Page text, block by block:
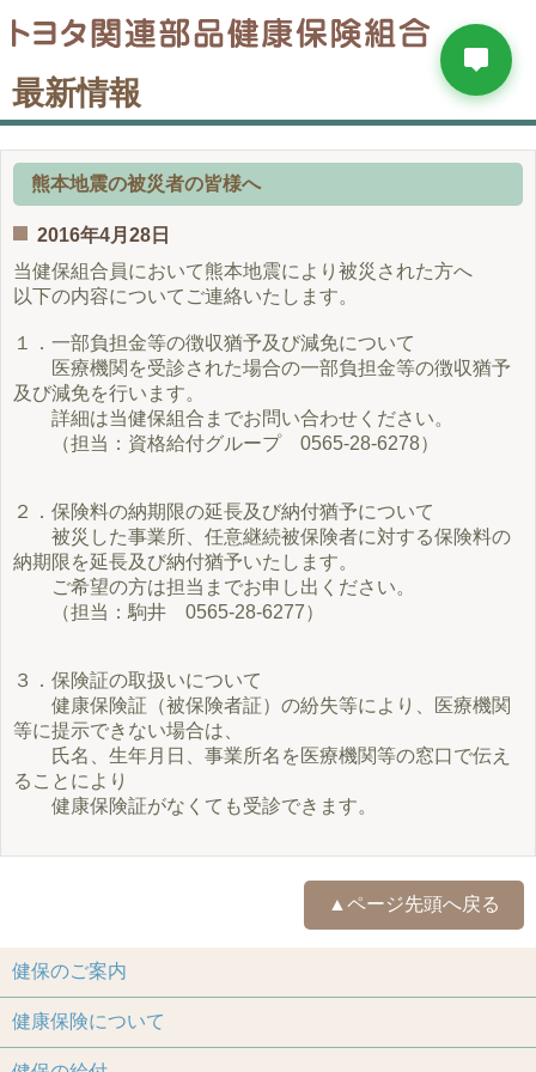
最新情報
熊本地震の被災者の皆様へ
2016年4月28日
当健保組合員において熊本地震により被災された方へ
以下の内容についてご連絡いたします。
１．一部負担金等の徴収猶予及び減免について
医療機関を受診された場合の一部負担金等の徴収猶予
及び減免を行います。
詳細は当健保組合までお問い合わせください。
（担当：資格給付グループ 0565-28-6278）
２．保険料の納期限の延長及び納付猶予について
被災した事業所、任意継続被保険者に対する保険料の
納期限を延長及び納付猶予いたします。
ご希望の方は担当までお申し出ください。
（担当：駒井 0565-28-6277）
３．保険証の取扱いについて
健康保険証（被保険者証）の紛失等により、医療機関
等に提示できない場合は、
氏名、生年月日、事業所名を医療機関等の窓口で伝え
ることにより
健康保険証がなくても受診できます。
▲ページ先頭へ戻る
健保のご案内
健康保険について